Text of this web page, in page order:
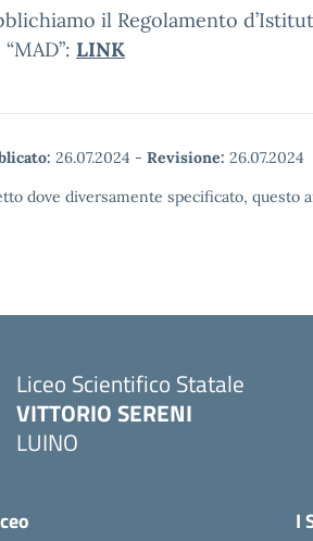
il Regolamento
LINK
26.07.2024 - Revisione: 26.07.2024
dove diversamente specificato, questo
Liceo Scientifico Statale
VITTORIO SERENI
LUINO
I